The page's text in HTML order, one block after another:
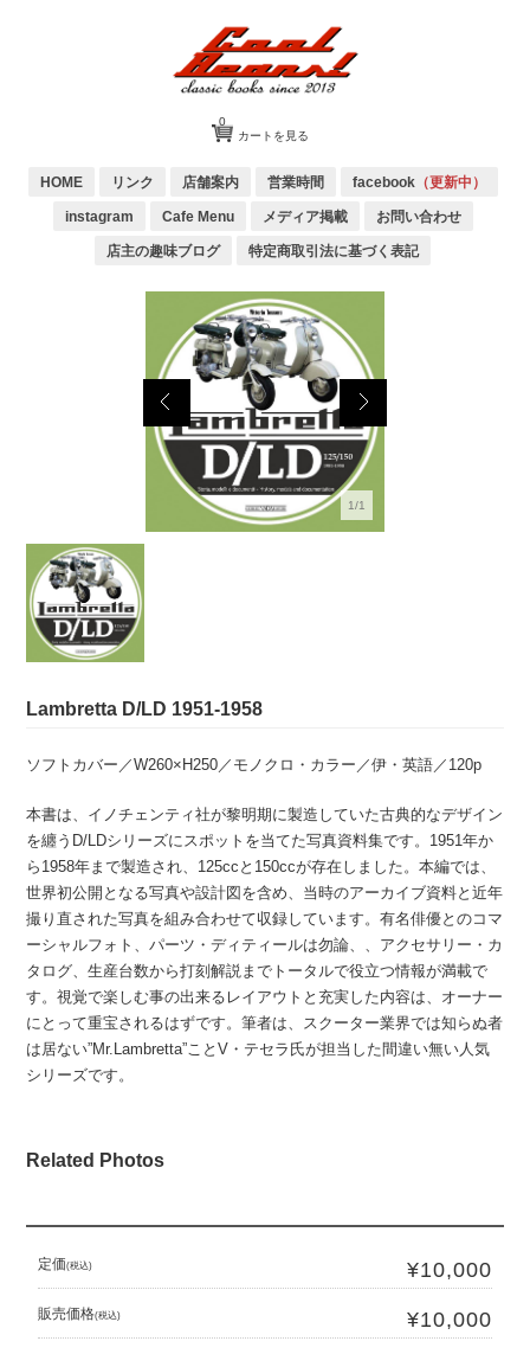
カートを見る
0
HOME リンク 店舗案内 営業時間 facebook（更新中）
instagram Cafe Menu メディア掲載 お問い合わせ
店主の趣味ブログ 特定商取引法に基づく表記
1/1
Lambretta D/LD 1951-1958
ソフトカバー／W260×H250／モノクロ・カラー／伊・英語／120p
本書は、イノチェンティ社が黎明期に製造していた古典的なデザイン
を纏うD/LDシリーズにスポットを当てた写真資料集です。1951年か
ら1958年まで製造され、125ccと150ccが存在しました。本編では、
世界初公開となる写真や設計図を含め、当時のアーカイブ資料と近年
撮り直された写真を組み合わせて収録しています。有名俳優とのコマ
ーシャルフォト、パーツ・ディティールは勿論、、アクセサリー・カ
タログ、生産台数から打刻解説までトータルで役立つ情報が満載で
す。視覚で楽しむ事の出来るレイアウトと充実した内容は、オーナー
にとって重宝されるはずです。筆者は、スクーター業界では知らぬ者
は居ない”Mr.Lambretta”ことV・テセラ氏が担当した間違い無い人気
シリーズです。
Related Photos
定価(税込) ¥10,000
販売価格(税込) ¥10,000